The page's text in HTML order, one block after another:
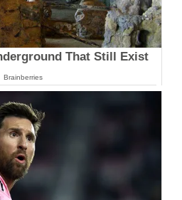
That Still Exist
Brainberries